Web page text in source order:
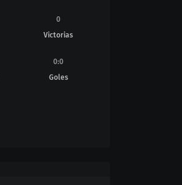
0
Victorias
0:0
Goles